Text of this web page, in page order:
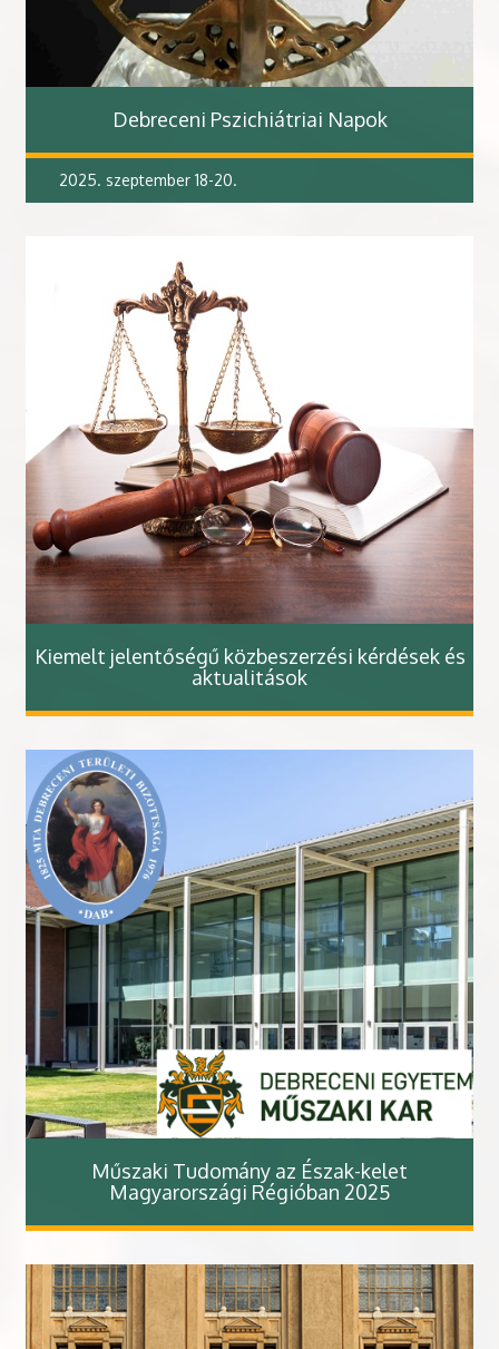
Debreceni Pszichiátriai Napok
2025. szeptember 18-20.
Kiemelt jelentőségű közbeszerzési kérdések és
aktualitások
Műszaki Tudomány az Észak-kelet
Magyarországi Régióban 2025